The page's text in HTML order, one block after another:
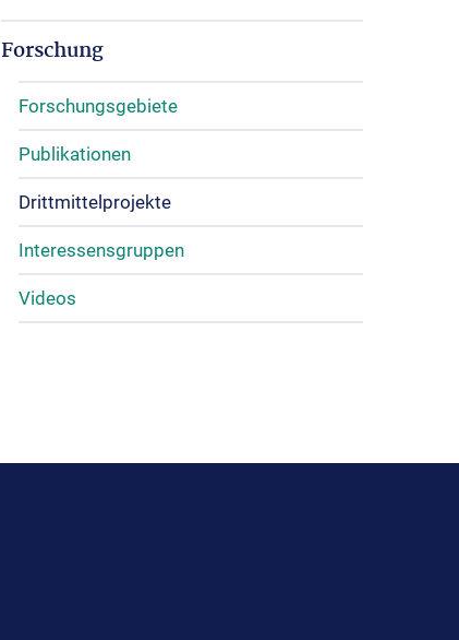
Forschung
Forschungsgebiete
Publikationen
Drittmittelprojekte
Interessensgruppen
Videos